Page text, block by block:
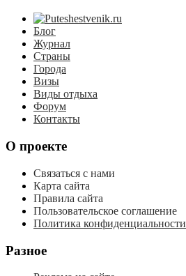
Блог
Журнал
Страны
Города
Визы
Виды отдыха
Форум
Контакты
О проекте
Связаться с нами
Карта сайта
Правила сайта
Пользовательское соглашение
Политика конфиденциальности
Разное